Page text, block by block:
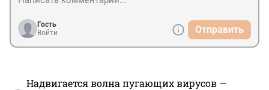
Гость
Войти
Отправить
Надвигается волна пугающих вирусов —